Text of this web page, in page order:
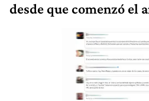
desde que comenzó el